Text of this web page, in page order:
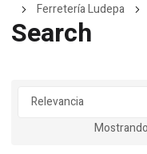
Ferretería Ludepa
Search